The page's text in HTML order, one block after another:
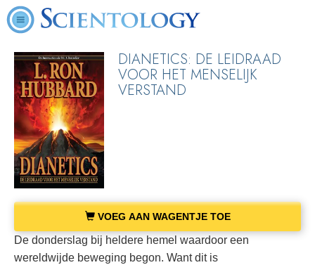
DIANETICS: DE LEIDRAAD
VOOR HET MENSELIJK
VERSTAND
VOEG AAN WAGENTJE TOE
De donderslag bij heldere hemel waardoor een
wereldwijde beweging begon. Want dit is